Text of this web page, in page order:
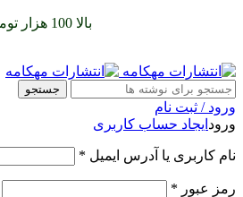
بالا 100 هزار تومان
جستجو
ورود / ثبت نام
ورود ایجاد حساب کاربری
نام کاربری یا آدرس ایمیل *
رمز عبور *